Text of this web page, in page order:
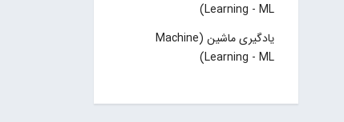
Learning - ML)
یادگیری ماشین (Machine
Learning - ML)